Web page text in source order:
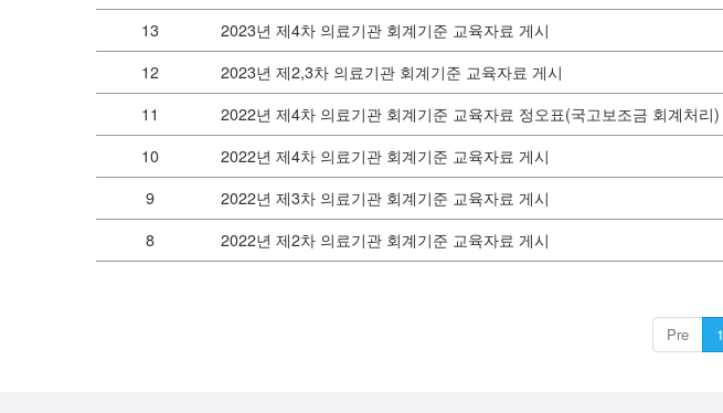
13
2023년 제4차 의료기관 회계기준 교육자료 게시
12
2023년 제2,3차 의료기관 회계기준 교육자료 게시
11
2022년 제4차 의료기관 회계기준 교육자료 정오표(국고보조금 회계처리)
10
2022년 제4차 의료기관 회계기준 교육자료 게시
9
2022년 제3차 의료기관 회계기준 교육자료 게시
8
2022년 제2차 의료기관 회계기준 교육자료 게시
Pre 1